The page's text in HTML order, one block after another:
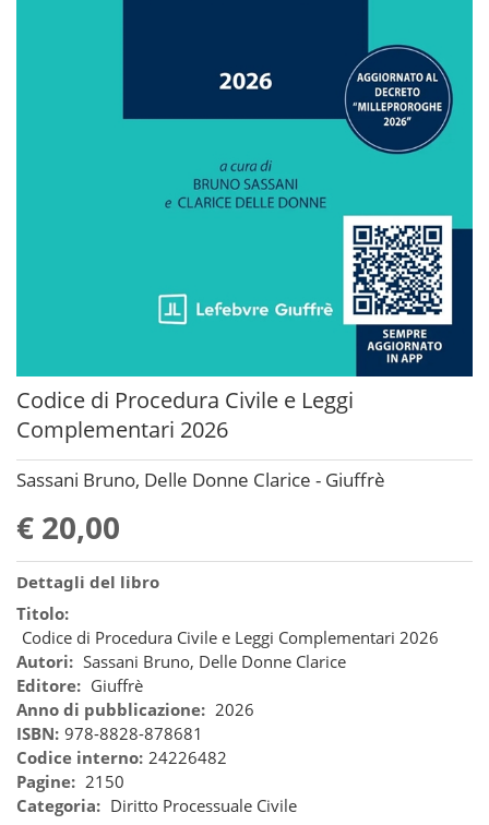
Codice di Procedura Civile e Leggi
Complementari 2026
Sassani Bruno, Delle Donne Clarice - Giuffrè
€ 20,00
Dettagli del libro
Titolo:
Codice di Procedura Civile e Leggi Complementari 2026
Autori: Sassani Bruno, Delle Donne Clarice
Editore: Giuffrè
Anno di pubblicazione: 2026
ISBN: 978-8828-878681
Codice interno: 24226482
Pagine: 2150
Categoria: Diritto Processuale Civile